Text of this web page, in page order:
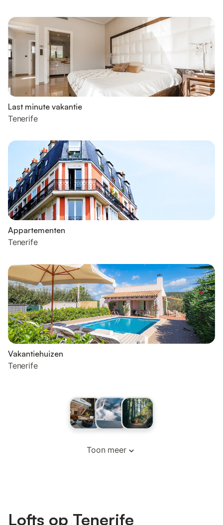
Last minute vakantie
Tenerife
Appartementen
Tenerife
Vakantiehuizen
Tenerife
Toon meer
Lofts op Tenerife